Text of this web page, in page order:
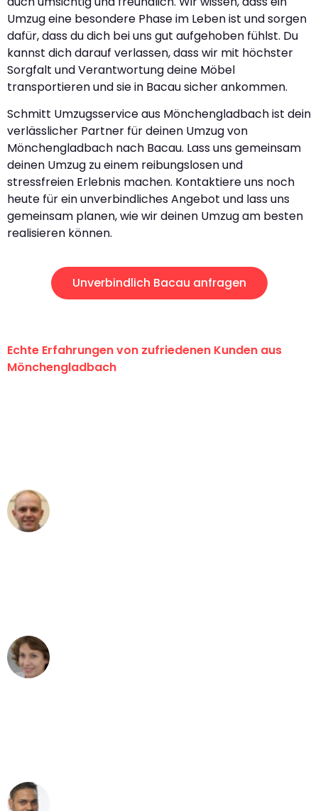
Umzug eine besondere Phase im Leben ist und sorgen
dafür, dass du dich bei uns gut aufgehoben fühlst. Du
kannst dich darauf verlassen, dass wir mit höchster
Sorgfalt und Verantwortung deine Möbel
transportieren und sie in Bacau sicher ankommen.
Schmitt Umzugsservice aus Mönchengladbach ist dein
verlässlicher Partner für deinen Umzug von
Mönchengladbach nach Bacau. Lass uns gemeinsam
deinen Umzug zu einem reibungslosen und
stressfreien Erlebnis machen. Kontaktiere uns noch
heute für ein unverbindliches Angebot und lass uns
gemeinsam planen, wie wir deinen Umzug am besten
realisieren können.
Unverbindlich Bacau anfragen
Echte Erfahrungen von zufriedenen Kunden aus
Mönchengladbach